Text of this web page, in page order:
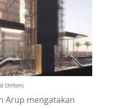
Chilton)
Arup mengatakan